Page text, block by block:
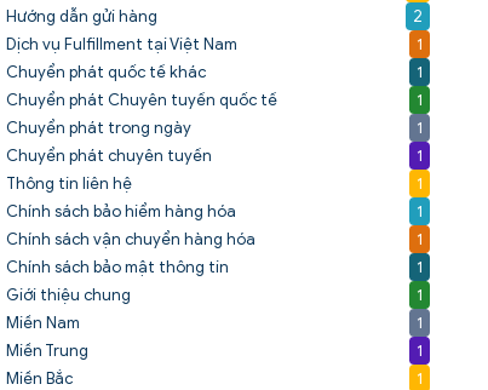
Hướng dẫn gửi hàng
2
Dịch vụ Fulfillment tại Việt Nam
1
Chuyển phát quốc tế khác
1
Chuyển phát Chuyên tuyến quốc tế
1
Chuyển phát trong ngày
1
Chuyển phát chuyên tuyến
1
Thông tin liên hệ
1
Chính sách bảo hiểm hàng hóa
1
Chính sách vận chuyển hàng hóa
1
Chính sách bảo mật thông tin
1
Giới thiệu chung
1
Miền Nam
1
Miền Trung
1
Miền Bắc
1